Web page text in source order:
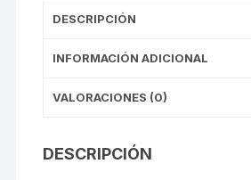
DESCRIPCIÓN
INFORMACIÓN ADICIONAL
VALORACIONES (0)
DESCRIPCIÓN